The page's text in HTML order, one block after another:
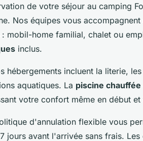
de votre séjour au camping
Nos équipes vous
: mobil-home familial, chalet ou
inclus.
hébergements incluent la literie,
aquatiques. La piscine chauffée
votre confort même en début
d'annulation flexible vous
jours avant l'arrivée sans frais.